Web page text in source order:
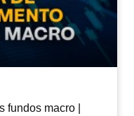
fundos macro |